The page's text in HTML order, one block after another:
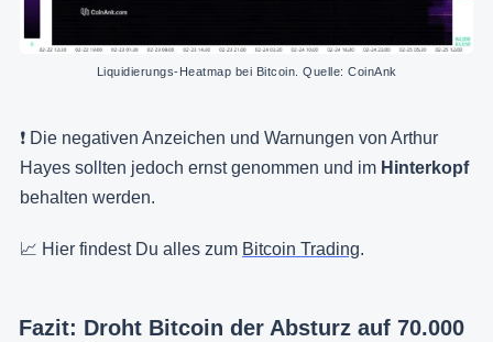
Liquidierungs-Heatmap bei Bitcoin. Quelle: CoinAnk
❗️ Die negativen Anzeichen und Warnungen von Arthur
Hayes sollten jedoch ernst genommen und im Hinterkopf
behalten werden.
📈 Hier findest Du alles zum Bitcoin Trading.
Fazit: Droht Bitcoin der Absturz auf 70.000